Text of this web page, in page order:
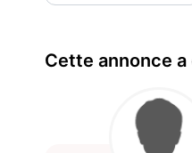
Cette annonce